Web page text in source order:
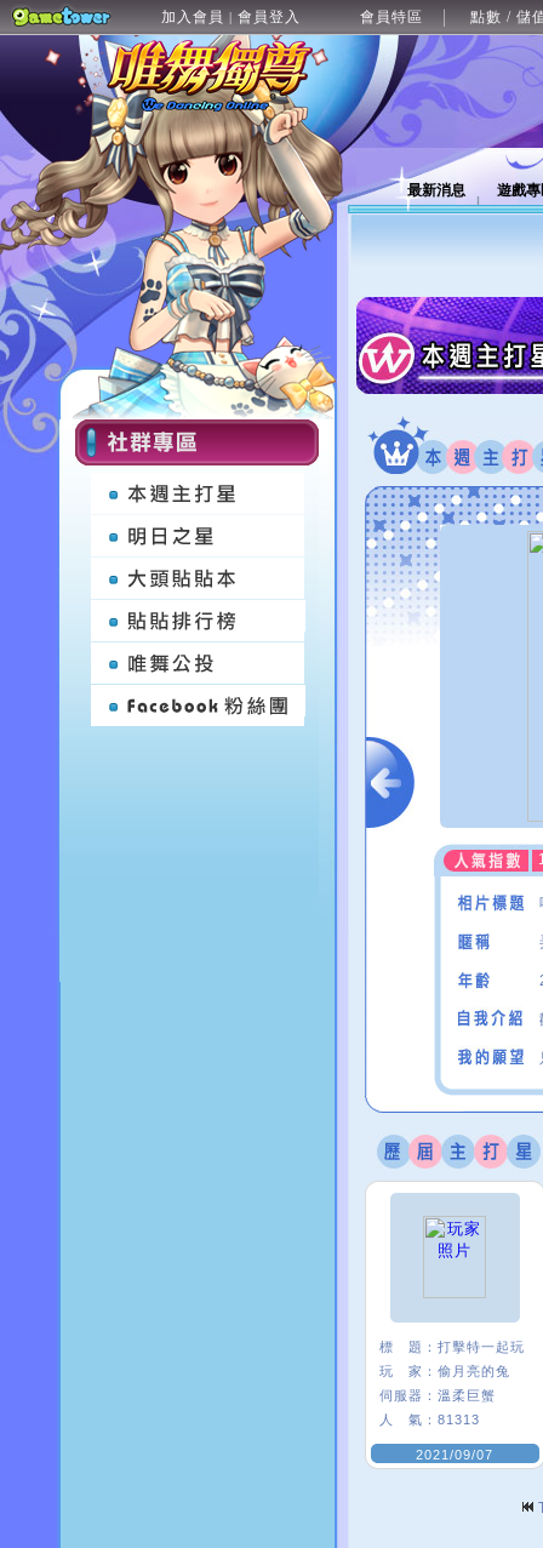
加入會員 | 會員登入 會員特區 點數 / 儲
最新消息 遊戲
標 題： 打擊特一起玩
玩 家： 偷月亮的兔
伺服器： 溫柔巨蟹
人 氣： 81313
2021/09/07